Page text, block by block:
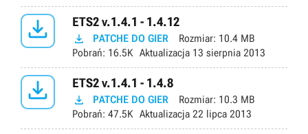
 ETS2 v.1.4.1 - 1.4.12
 PATCHE DO GIER Rozmiar: 10.4 MB
Pobrań: 16.5K Aktualizacja 13 sierpnia 2013
 ETS2 v.1.4.1 - 1.4.8
 PATCHE DO GIER Rozmiar: 10.3 MB
Pobrań: 47.5K Aktualizacja 22 lipca 2013